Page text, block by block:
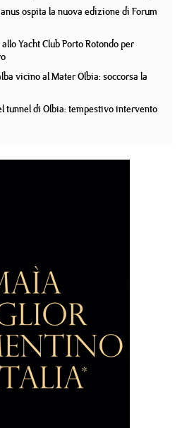
ospita la nuova edizione di Forum
Yacht Club Porto Rotondo per
vicino al Mater Olbia: soccorsa la
tunnel di Olbia: tempestivo intervento